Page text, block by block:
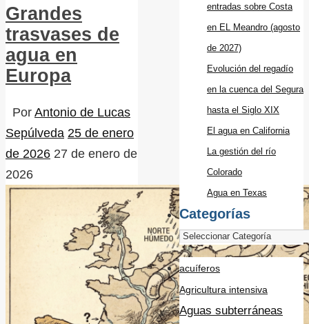
Grandes
trasvases de
agua en
Europa
Por Antonio de Lucas
Sepúlveda 25 de enero
de 2026 27 de enero de
2026
entradas sobre Costa
en EL Meandro (agosto
de 2027)
Evolución del regadío
en la cuenca del Segura
hasta el Siglo XIX
El agua en California
La gestión del río
Colorado
Agua en Texas
Categorías
acuíferos
Agricultura intensiva
Aguas subterráneas